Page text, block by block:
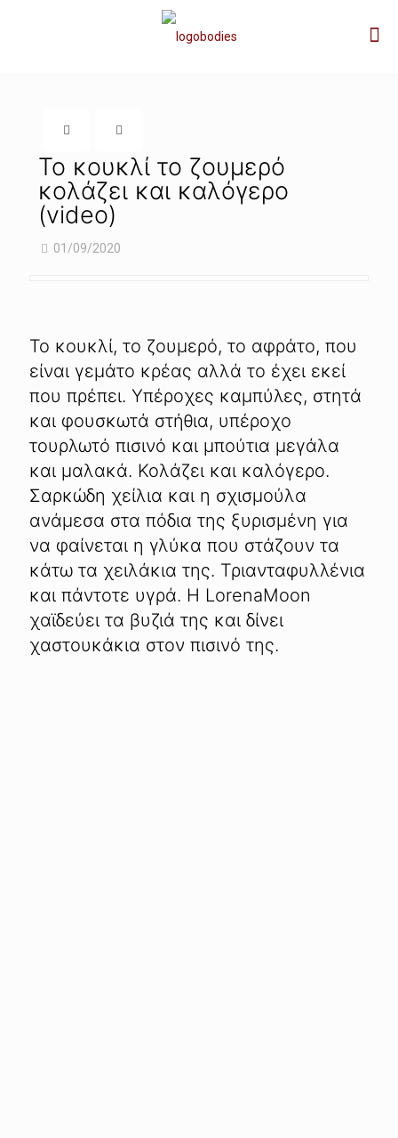
Το κουκλί το ζουμερό
κολάζει και καλόγερο
(video)
01/09/2020
Το κουκλί, το ζουμερό, το αφράτο, που
είναι γεμάτο κρέας αλλά το έχει εκεί
που πρέπει. Υπέροχες καμπύλες, στητά
και φουσκωτά στήθια, υπέροχο
τουρλωτό πισινό και μπούτια μεγάλα
και μαλακά. Κολάζει και καλόγερο.
Σαρκώδη χείλια και η σχισμούλα
ανάμεσα στα πόδια της ξυρισμένη για
να φαίνεται η γλύκα που στάζουν τα
κάτω τα χειλάκια της. Τριανταφυλλένια
και πάντοτε υγρά. Η LorenaMoon
χαϊδεύει τα βυζιά της και δίνει
χαστουκάκια στον πισινό της.